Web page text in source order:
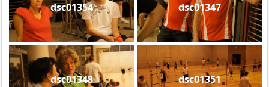
dsc01354 dsc01347
dsc01348 dsc01351